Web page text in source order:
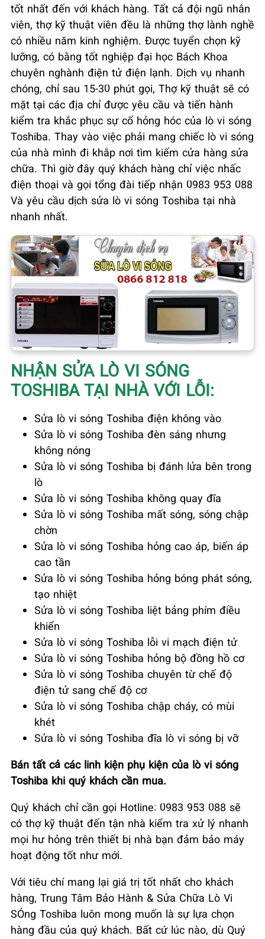
tốt nhất đến với khách hàng. Tất cả đội ngũ nhân
viên, thợ kỹ thuật viên đều là những thợ lành nghề
có nhiều năm kinh nghiệm. Được tuyển chọn kỹ
lưỡng, có bằng tốt nghiệp đại học Bách Khoa
chuyên nghành điện tử điện lạnh. Dịch vụ nhanh
chóng, chỉ sau 15-30 phút gọi, Thợ kỹ thuật sẽ có
mặt tại các địa chỉ được yêu cầu và tiến hành
kiểm tra khắc phục sự cố hỏng hóc của lò vi sóng
Toshiba. Thay vào việc phải mang chiếc lò vi sóng
của nhà mình đi khắp nơi tìm kiếm cửa hàng sửa
chữa. Thì giờ đây quý khách hàng chỉ việc nhấc
điện thoại và gọi tổng đài tiếp nhận 0983 953 088
Và yêu cầu dịch sửa lò vi sóng Toshiba tại nhà
nhanh nhất.
NHẬN SỬA LÒ VI SÓNG
TOSHIBA TẠI NHÀ VỚI LỖI:
Sửa lò vi sóng Toshiba điện không vào
Sửa lò vi sóng Toshiba đèn sáng nhưng
không nóng
Sửa lò vi sóng Toshiba bị đánh lửa bên trong
lò
Sửa lò vi sóng Toshiba không quay đĩa
Sửa lò vi sóng Toshiba mất sóng, sóng chập
chờn
Sửa lò vi sóng Toshiba hỏng cao áp, biến áp
cao tần
Sửa lò vi sóng Toshiba hỏng bóng phát sóng,
tạo nhiệt
Sửa lò vi sóng Toshiba liệt bảng phím điều
khiển
Sửa lò vi sóng Toshiba lỗi vi mạch điện tử
Sửa lò vi sóng Toshiba hỏng bộ đồng hồ cơ
Sửa lò vi sóng Toshiba chuyên từ chế độ
điện tử sang chế độ cơ
Sửa lò vi sóng Toshiba chập cháy, có mùi
khét
Sửa lò vi sóng Toshiba đĩa lò vi sóng bị vỡ
Bán tất cả các linh kiện phụ kiện của lò vi sóng
Toshiba khi quý khách cần mua.
Quý khách chỉ cần gọi Hotline: 0983 953 088 sẽ
có thợ kỹ thuật đến tận nhà kiểm tra xử lý nhanh
mọi hư hỏng trên thiết bị nhà bạn đảm bảo máy
hoạt động tốt như mới.
Với tiêu chí mang lại giá trị tốt nhất cho khách
hàng, Trung Tâm Bảo Hành & Sửa Chữa Lò Vi
SÓng Toshiba luôn mong muốn là sự lựa chọn
hàng đầu của quý khách. Bất cứ lúc nào, dù Quý